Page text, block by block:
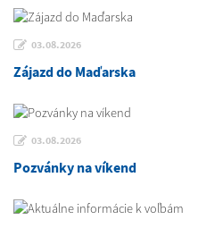
03.08.2026
Zájazd do Maďarska
03.08.2026
Pozvánky na víkend